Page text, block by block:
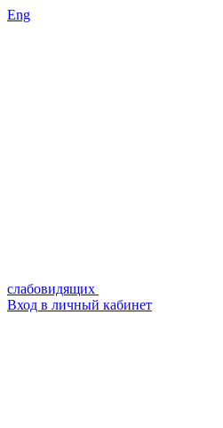
Eng
слабовидящих
Вход в личный кабинет